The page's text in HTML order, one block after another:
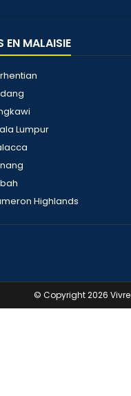
EN MALAISIE
Lumpur
Highlands
© Copyright 2026